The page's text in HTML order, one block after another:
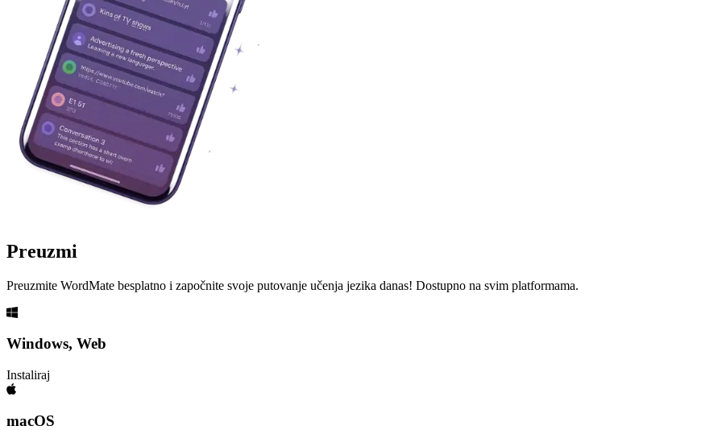
Preuzmi
Preuzmite WordMate besplatno i započnite svoje putovanje učenja jezika danas! Dostupno na svim platformama.
Windows, Web
Instaliraj
macOS